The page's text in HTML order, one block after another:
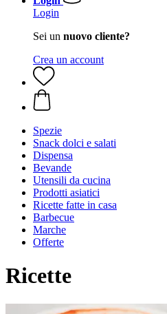
Login
Sei un nuovo cliente?
Crea un account
Spezie
Snack dolci e salati
Dispensa
Bevande
Utensili da cucina
Prodotti asiatici
Ricette fatte in casa
Barbecue
Marche
Offerte
Ricette